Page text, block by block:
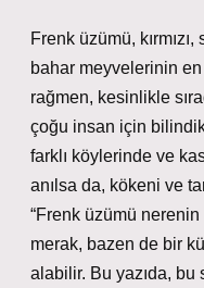
Frenk üzümü,
bahar meyvelerinin en
rağmen, kesinlikle
çoğu insan için
farklı köylerinde ve
anılsa da, kökeni ve
“Frenk üzümü
merak, bazen de bir
alabilir. Bu yazıda,